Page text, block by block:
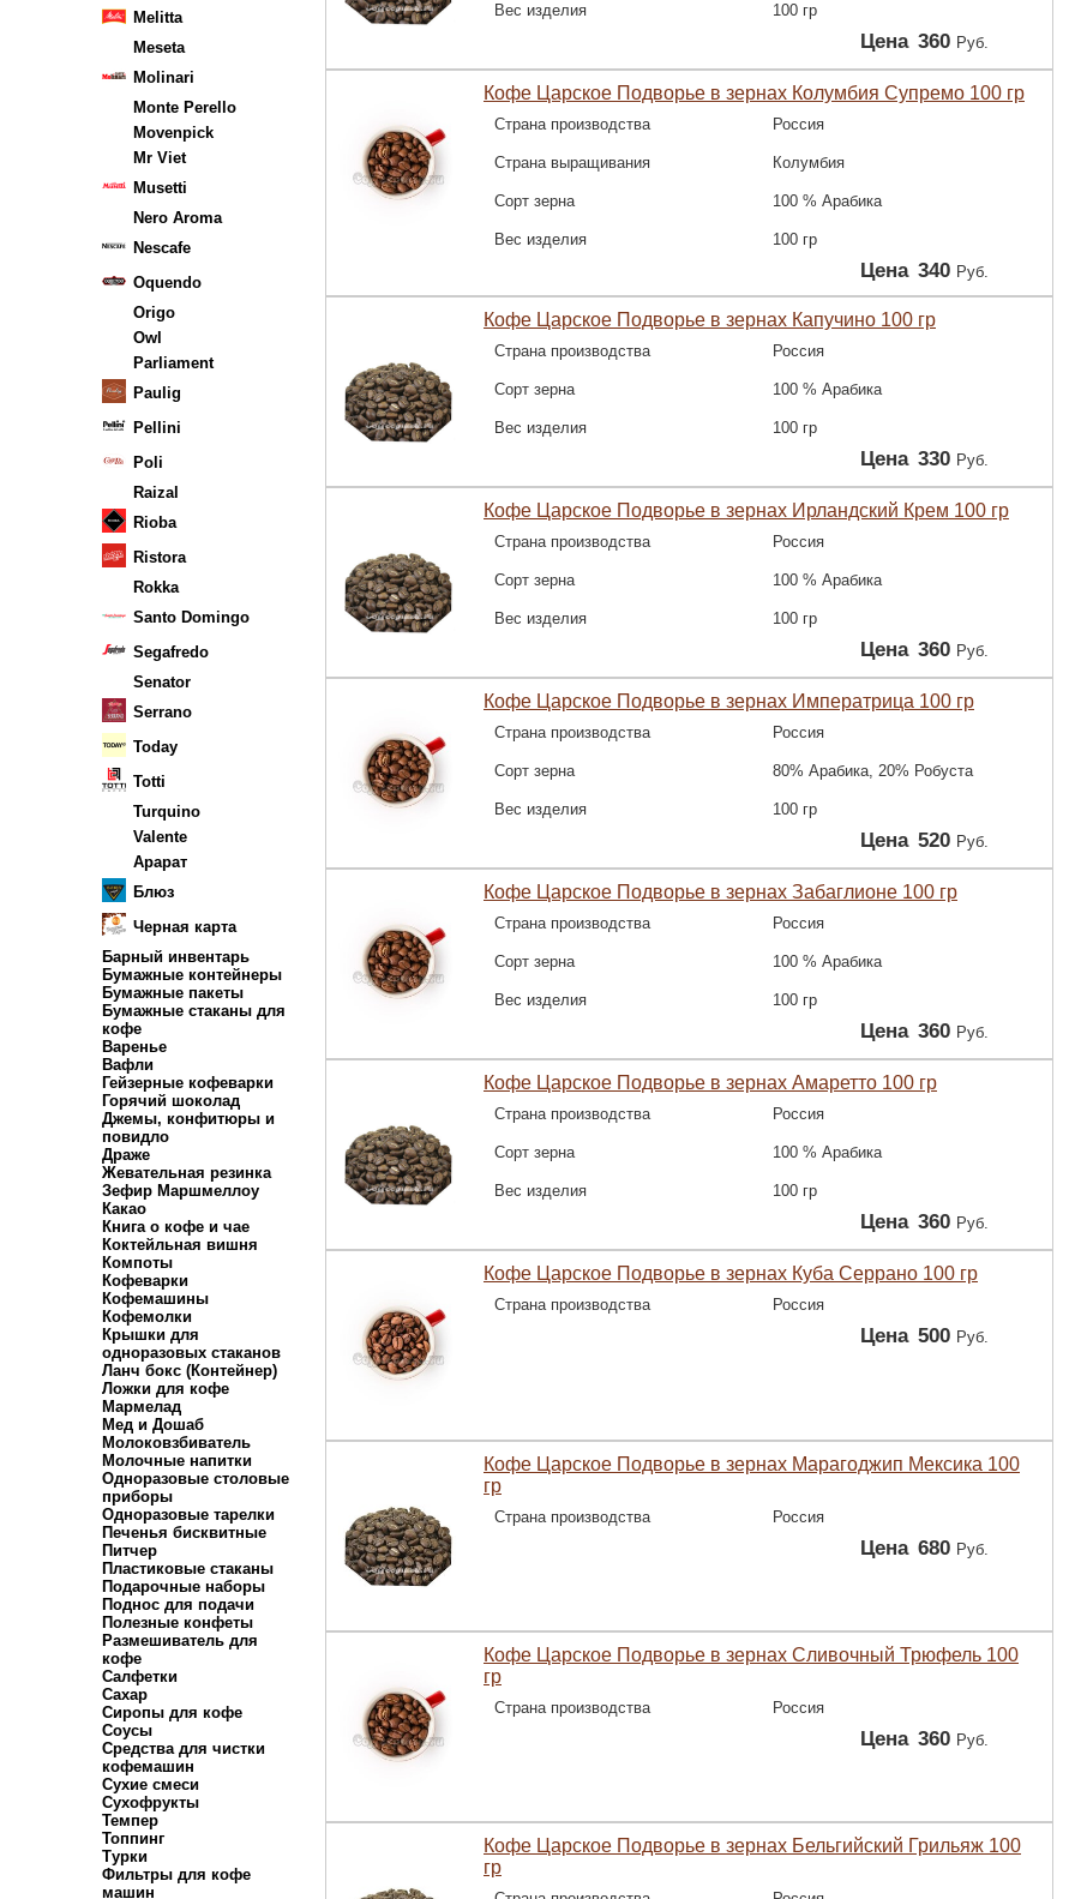
Melitta
Meseta
Molinari
Monte Perello
Movenpick
Mr Viet
Musetti
Nero Aroma
Nescafe
Oquendo
Origo
Owl
Parliament
Paulig
Pellini
Poli
Raizal
Rioba
Ristora
Rokka
Santo Domingo
Segafredo
Senator
Serrano
Today
Totti
Turquino
Valente
Арарат
Блюз
Черная карта
Барный инвентарь
Бумажные контейнеры
Бумажные пакеты
Бумажные стаканы для
кофе
Варенье
Вафли
Гейзерные кофеварки
Горячий шоколад
Джемы, конфитюры и
повидло
Драже
Жевательная резинка
Зефир Маршмеллоу
Какао
Книга о кофе и чае
Коктейльная вишня
Компоты
Кофеварки
Кофемашины
Кофемолки
Крышки для
одноразовых стаканов
Ланч бокс (Контейнер)
Ложки для кофе
Мармелад
Мед и Дошаб
Молоковзбиватель
Молочные напитки
Одноразовые столовые
приборы
Одноразовые тарелки
Печенья бисквитные
Питчер
Пластиковые стаканы
Подарочные наборы
Поднос для подачи
Полезные конфеты
Размешиватель для
кофе
Салфетки
Сахар
Сиропы для кофе
Соусы
Средства для чистки
кофемашин
Сухие смеси
Сухофрукты
Темпер
Топпинг
Турки
Фильтры для кофе
машин
Вес изделия 100 гр
Цена 360 Руб.
Кофе Царское Подворье в зернах Колумбия Супремо 100 гр
Страна производства Россия
Страна выращивания Колумбия
Сорт зерна 100 % Арабика
Вес изделия 100 гр
Цена 340 Руб.
Кофе Царское Подворье в зернах Капучино 100 гр
Страна производства Россия
Сорт зерна 100 % Арабика
Вес изделия 100 гр
Цена 330 Руб.
Кофе Царское Подворье в зернах Ирландский Крем 100 гр
Страна производства Россия
Сорт зерна 100 % Арабика
Вес изделия 100 гр
Цена 360 Руб.
Кофе Царское Подворье в зернах Императрица 100 гр
Страна производства Россия
Сорт зерна 80% Арабика, 20% Робуста
Вес изделия 100 гр
Цена 520 Руб.
Кофе Царское Подворье в зернах Забаглионе 100 гр
Страна производства Россия
Сорт зерна 100 % Арабика
Вес изделия 100 гр
Цена 360 Руб.
Кофе Царское Подворье в зернах Амаретто 100 гр
Страна производства Россия
Сорт зерна 100 % Арабика
Вес изделия 100 гр
Цена 360 Руб.
Кофе Царское Подворье в зернах Куба Серрано 100 гр
Страна производства Россия
Цена 500 Руб.
Кофе Царское Подворье в зернах Марагоджип Мексика 100
гр
Страна производства Россия
Цена 680 Руб.
Кофе Царское Подворье в зернах Сливочный Трюфель 100
гр
Страна производства Россия
Цена 360 Руб.
Кофе Царское Подворье в зернах Бельгийский Грильяж 100
гр